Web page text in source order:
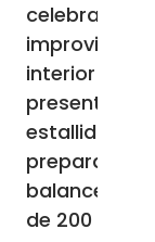
improviso
interior del
presentes.
estallido
balance es
de 200